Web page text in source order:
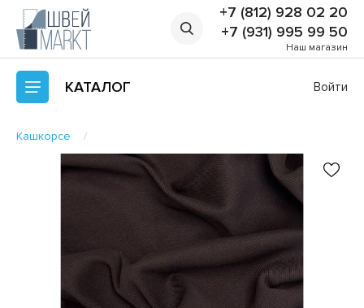
+7 (812) 928 02 20
+7 (931) 995 99 50
Наш магазин
КАТАЛОГ Войти
Кашкорсе